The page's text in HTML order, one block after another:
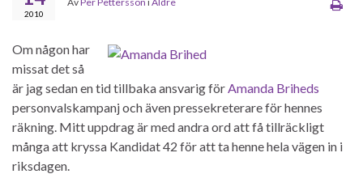
2010
Om någon har
missat det så
är jag sedan en tid tillbaka ansvarig förAmanda Briheds
personvalskampanj och även pressekreterare för hennes
räkning. Mitt uppdrag är med andra ord att få tillräckligt
många att kryssa Kandidat 42 för att ta henne hela vägen in i
riksdagen.